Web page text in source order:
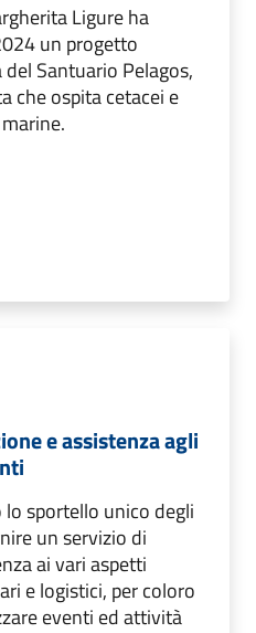
Ligure ha
un progetto
Santuario Pelagos,
che ospita cetacei e
e assistenza agli
sportello unico degli
un servizio di
ai vari aspetti
e logistici, per coloro
eventi ed attività